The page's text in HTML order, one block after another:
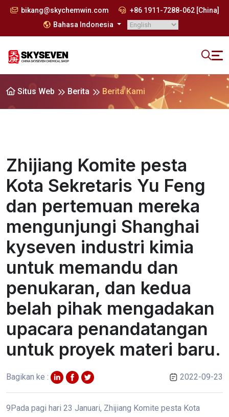
bikang@skychemwin.com
+86 1911-7288-062 [China]
Bahasa Indonesia
Situs Web Berita Berita Kami
Zhijiang Komite pesta
Kota Sekretaris Yu Feng
dan pertemuan mereka
mengunjungi Shanghai
kyseven industri kimia
untuk memandu dan
penukaran, dan kedua
belah pihak mengadakan
upacara penandatangan
untuk proyek materi baru.
Bagikan ke : 2022-09-23
9Pada pagi hari 23 Januari, Zhijiang Komite pesta Kota